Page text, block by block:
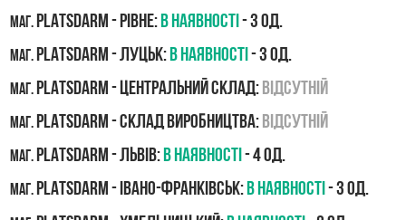
маг.PLATSDARM - Рівне: В наявності - 3 од.
маг.PLATSDARM - Луцьк:В наявності- 3 од.
маг.PLATSDARM - Центральний склад:Відсутній
маг.PLATSDARM - Склад виробництва:Відсутній
маг.PLATSDARM - Львів:В наявності- 4 од.
маг.PLATSDARM - Івано-Франківськ:В наявності- 3 од.